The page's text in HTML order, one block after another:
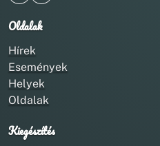
Oldalak
Hírek
Események
Helyek
Oldalak
Kiegészítés